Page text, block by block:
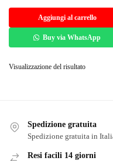
Aggiungi al carrello
Buy via WhatsApp
Visualizzazione del risultato
Spedizione gratuita
Spedizione gratuita in
Resi facili 14 giorni